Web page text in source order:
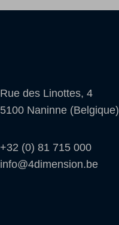
Rue des Linottes, 4
5100 Naninne (Belgique)
+32 (0) 81 715 000
info@4dimension.be